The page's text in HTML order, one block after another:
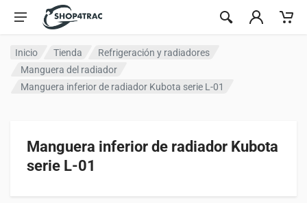
Ir al contenido
Inicio Tienda
Refrigeración y radiadores
Manguera del radiador
Manguera inferior de radiador Kubota serie L-01
Manguera inferior de radiador Kubota
serie L-01